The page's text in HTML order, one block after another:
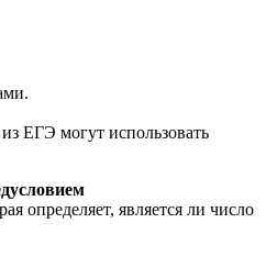
ЕГЭ могут использовать
определяет, является ли число